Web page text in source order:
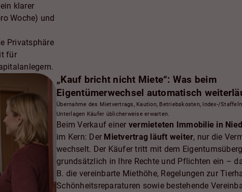
klarer
Woche) und
Privatsphäre
für
„Kauf bricht nicht Miete“: Was beim
Eigentümerwechsel automatisch
Übernahme des Mietvertrags, Kaution, Betriebskosten, Index-/
Unterlagen Käufer üblicherweise erwarten.
Beim Verkauf einer vermieteten Immobilie in
im Kern: Der Mietvertrag läuft weiter, nur die
wechselt. Der Käufer tritt mit dem
grundsätzlich in Ihre Rechte und Pflichten ein –
B. die vereinbarte Miethöhe, Regelungen zur
Schönheitsreparaturen sowie bestehende